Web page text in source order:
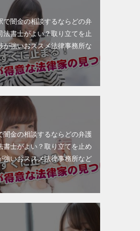
で闇金の相談するならどの弁
法書士がよい？取り立てを止
が強いおススメ法律事務所な
闇金の相談するならどの弁護
書士がよい？取り立てを止め
強いおススメ法律事務所など